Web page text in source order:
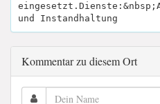
und Instandhaltung
Kommentar zu diesem Ort